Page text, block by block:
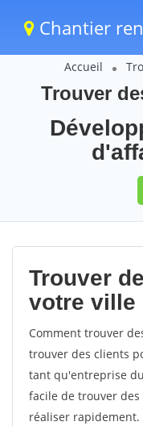
Chantier
Accueil
Trouver
Trouver
votre ville
Comment trouver
trouver des clients
tant qu'entreprise
facile de trouver
réaliser